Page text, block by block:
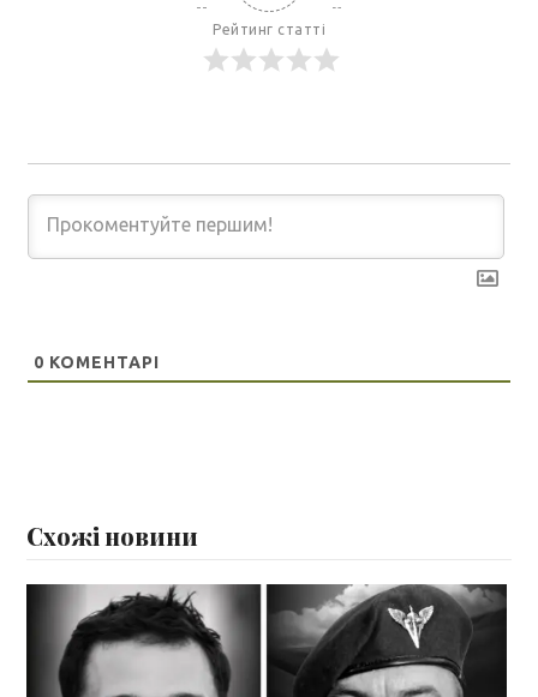
Рейтинг статті
0 КОМЕНТАРІ
Схожі новини